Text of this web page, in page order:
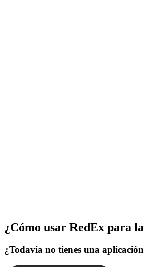
¿Cómo usar RedEx para
¿Todavía no tienes una